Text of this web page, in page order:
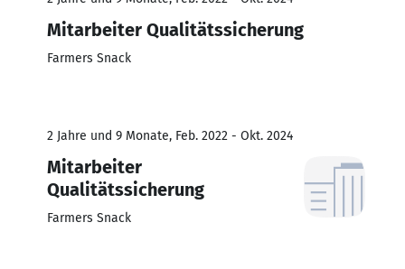
Mitarbeiter Qualitätssicherung
Farmers Snack
2 Jahre und 9 Monate, Feb. 2022 - Okt. 2024
Mitarbeiter
Qualitätssicherung
Farmers Snack